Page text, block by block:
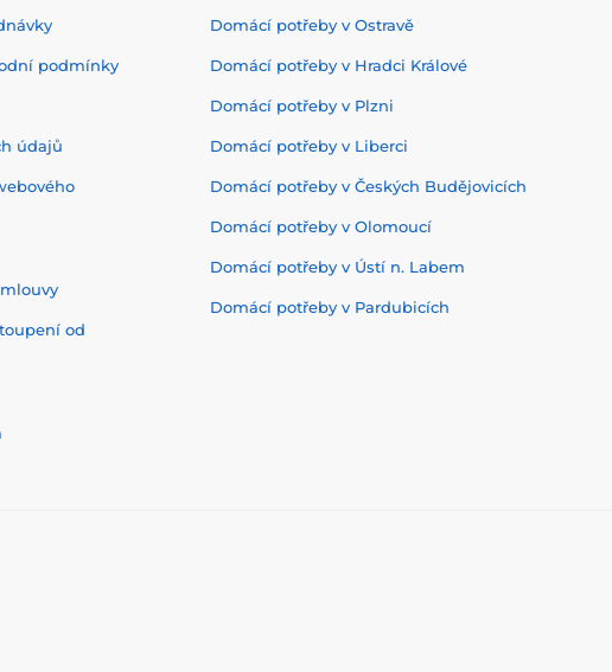
podmínky
údajů
od
Domácí potřeby v Ostravě
Domácí potřeby v Hradci Králové
Domácí potřeby v Plzni
Domácí potřeby v Liberci
Domácí potřeby v Českých Budějovicích
Domácí potřeby v Olomoucí
Domácí potřeby v Ústí n. Labem
Domácí potřeby v Pardubicích